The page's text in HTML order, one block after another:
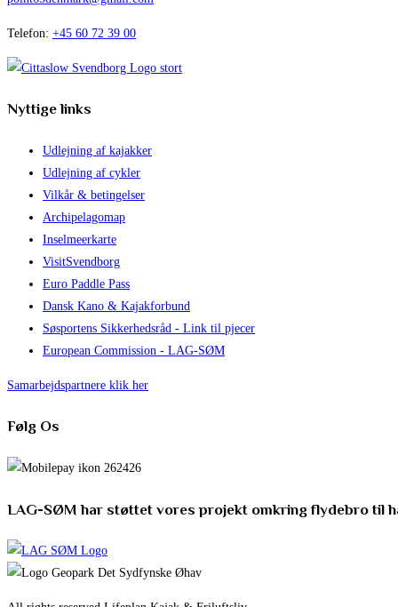
Telefon: +45 60 72 39 00
Nyttige links
Udlejning af kajakker
Udlejning af cykler
Vilkår & betingelser
Archipelagomap
Inselmeerkarte
VisitSvendborg
Euro Paddle Pass
Dansk Kano & Kajakforbund
Søsportens Sikkerhedsråd - Link til pjecer
European Commission - LAG-SØM
Samarbejdspartnere klik her
Følg Os
LAG-SØM har støttet vores projekt omkring flydebro til